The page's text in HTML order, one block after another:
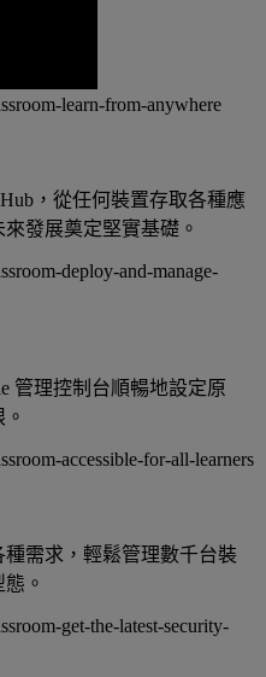
，從任何裝置存取各種應
發展奠定堅實基礎。
管理控制台順暢地設定原
需求，輕鬆管理數千台裝
。